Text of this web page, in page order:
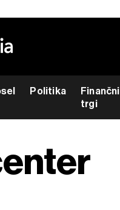
Politika
Finančni
trgi